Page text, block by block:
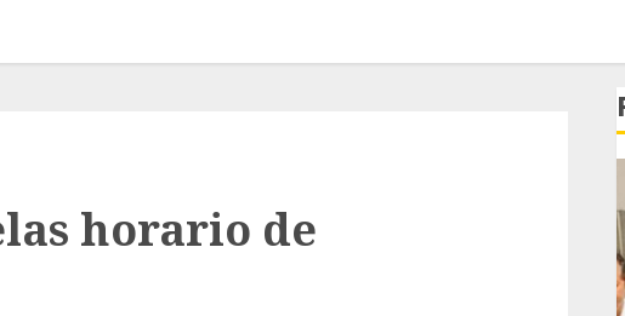
horario de